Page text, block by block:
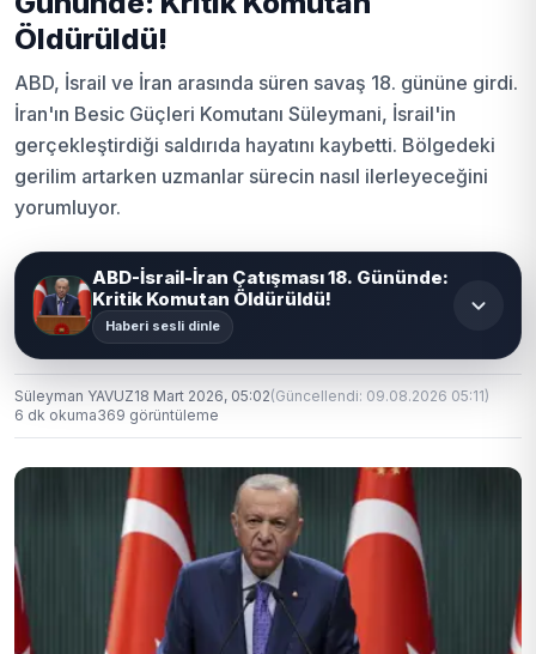
Öldürüldü!
ABD, İsrail ve İran arasında süren savaş 18. gününe girdi.
İran'ın Besic Güçleri Komutanı Süleymani, İsrail'in
gerçekleştirdiği saldırıda hayatını kaybetti. Bölgedeki
gerilim artarken uzmanlar sürecin nasıl ilerleyeceğini
yorumluyor.
ABD-İsrail-İran Çatışması 18. Gününde:
Kritik Komutan Öldürüldü!
Haberi sesli dinle
Süleyman YAVUZ18 Mart 2026, 05:02(Güncellendi: 09.08.2026 05:11)
6 dk okuma369 görüntüleme